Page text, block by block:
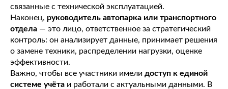
связанные с технической эксплуатацией.
Наконец, руководитель автопарка или транспортного
отдела — это лицо, ответственное за стратегический
контроль: он анализирует данные, принимает решения
о замене техники, распределении нагрузки, оценке
эффективности.
Важно, чтобы все участники имели доступ к единой
системе учёта и работали с актуальными данными. В